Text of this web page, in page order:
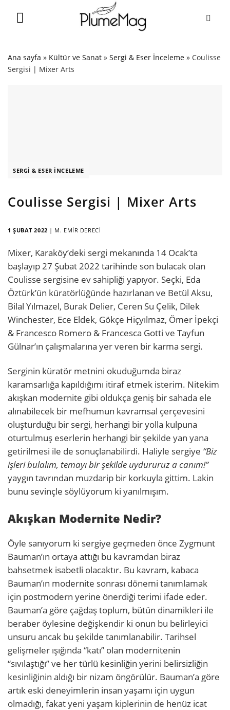
Ana sayfa » Kültür ve Sanat » Sergi & Eser İnceleme » Coulisse
Sergisi | Mixer Arts
SERGI & ESER İNCELEME
Coulisse Sergisi | Mixer Arts
1 ŞUBAT 2022 | M. EMIR DERECI
Mixer, Karaköy’deki sergi mekanında 14 Ocak’ta
başlayıp 27 Şubat 2022 tarihinde son bulacak olan
Coulisse sergisine ev sahipliği yapıyor. Seçki, Eda
Öztürk’ün küratörlüğünde hazırlanan ve Betül Aksu,
Bilal Yılmazel, Burak Delier, Ceren Su Çelik, Dilek
Winchester, Ece Eldek, Gökçe Hiçyılmaz, Ömer İpekçi
& Francesco Romero & Francesca Gotti ve Tayfun
Gülnar’ın çalışmalarına yer veren bir karma sergi.
Serginin küratör metnini okuduğumda biraz
karamsarlığa kapıldığımı itiraf etmek isterim. Nitekim
akışkan modernite gibi oldukça geniş bir sahada ele
alınabilecek bir mefhumun kavramsal çerçevesini
oluşturduğu bir sergi, herhangi bir yolla kulpuna
oturtulmuş eserlerin herhangi bir şekilde yan yana
getirilmesi ile de sonuçlanabilirdi. Haliyle sergiye “Biz
işleri bulalım, temayı bir şekilde uydururuz a canım!”
yaygın tavrından muzdarip bir korkuyla gittim. Lakin
bunu sevinçle söylüyorum ki yanılmışım.
Akışkan Modernite Nedir?
Öyle sanıyorum ki sergiye geçmeden önce Zygmunt
Bauman’ın ortaya attığı bu kavramdan biraz
bahsetmek isabetli olacaktır. Bu kavram, kabaca
Bauman’ın modernite sonrası dönemi tanımlamak
için postmodern yerine önerdiği terimi ifade eder.
Bauman’a göre çağdaş toplum, bütün dinamikleri ile
beraber öylesine değişkendir ki onun bu belirleyici
unsuru ancak bu şekilde tanımlanabilir. Tarihsel
gelişmeler ışığında “katı” olan modernitenin
“sıvılaştığı” ve her türlü kesinliğin yerini belirsizliğin
kesinliğinin aldığı bir nizam öngörülür. Bauman’a göre
artık eski deneyimlerin insan yaşamı için uygun
olmadığı, fakat yeni yaşam kiplerinin de henüz icat